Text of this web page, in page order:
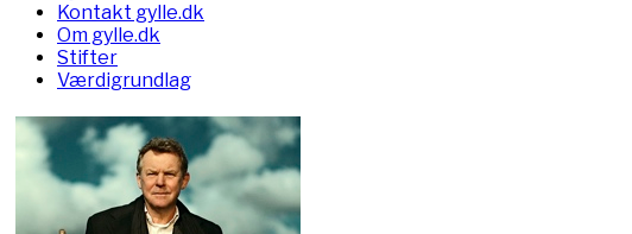
Kontakt gylle.dk
Om gylle.dk
Stifter
Værdigrundlag